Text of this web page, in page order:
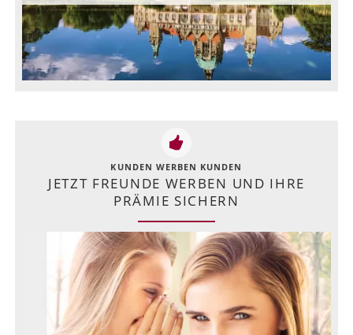
KUNDEN WERBEN KUNDEN
JETZT FREUNDE WERBEN UND IHRE
PRÄMIE SICHERN